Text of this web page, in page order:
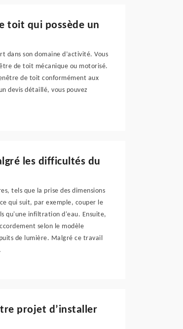
toit qui possède un
dans son domaine d’activité. Vous
de toit mécanique ou motorisé.
de toit conformément aux
devis détaillé, vous pouvez
les difficultés du
tels que la prise des dimensions
qui suit, par exemple, couper le
qu'une infiltration d'eau. Ensuite,
selon le modèle
de lumière. Malgré ce travail
projet d’installer